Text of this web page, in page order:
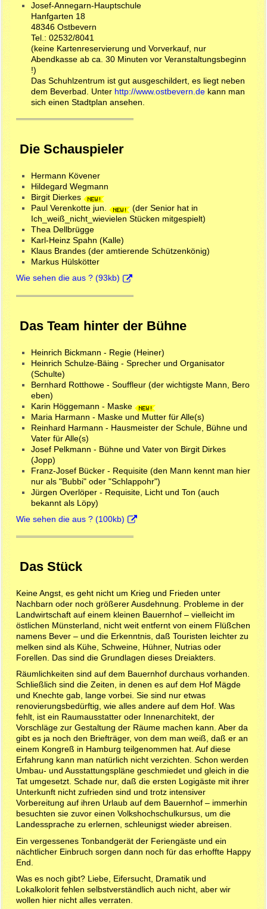
Josef-Annegarn-Hauptschule
Hanfgarten 18
48346 Ostbevern
Tel.: 02532/8041
(keine Kartenreservierung und Vorverkauf, nur
Abendkasse ab ca. 30 Minuten vor Veranstaltungsbeginn
!)
Das Schuhlzentrum ist gut ausgeschildert, es liegt neben
dem Beverbad. Unter http://www.ostbevern.dekann man
sich einen Stadtplan ansehen.
Die Schauspieler
Hermann Kövener
Hildegard Wegmann
Birgit Dierkes
Paul Verenkotte jun.
(der Senior hat in
Ich_weiß_nicht_wievielen Stücken mitgespielt)
Thea Dellbrügge
Karl-Heinz Spahn (Kalle)
Klaus Brandes (der amtierende Schützenkönig)
Markus Hülskötter
Wie sehen die aus ? (93kb)
Das Team hinter der Bühne
Heinrich Bickmann - Regie (Heiner)
Heinrich Schulze-Bäing - Sprecher und Organisator
(Schulte)
Bernhard Rotthowe - Souffleur (der wichtigste Mann, Bero
eben)
Karin Höggemann - Maske
Maria Harmann - Maske und Mutter für Alle(s)
Reinhard Harmann - Hausmeister der Schule, Bühne und
Vater für Alle(s)
Josef Pelkmann - Bühne und Vater von Birgit Dirkes
(Jopp)
Franz-Josef Bücker - Requisite (den Mann kennt man hier
nur als "Bubbi" oder "Schlappohr")
Jürgen Overlöper - Requisite, Licht und Ton (auch
bekannt als Löpy)
Wie sehen die aus ? (100kb)
Das Stück
Keine Angst, es geht nicht um Krieg und Frieden unter
Nachbarn oder noch größerer Ausdehnung. Probleme in der
Landwirtschaft auf einem kleinen Bauernhof – vielleicht im
östlichen Münsterland, nicht weit entfernt von einem Flüßchen
namens Bever – und die Erkenntnis, daß Touristen leichter zu
melken sind als Kühe, Schweine, Hühner, Nutrias oder
Forellen. Das sind die Grundlagen dieses Dreiakters.
Räumlichkeiten sind auf dem Bauernhof durchaus vorhanden.
Schließlich sind die Zeiten, in denen es auf dem Hof Mägde
und Knechte gab, lange vorbei. Sie sind nur etwas
renovierungsbedürftig, wie alles andere auf dem Hof. Was
fehlt, ist ein Raumausstatter oder Innenarchitekt, der
Vorschläge zur Gestaltung der Räume machen kann. Aber da
gibt es ja noch den Briefträger, von dem man weiß, daß er an
einem Kongreß in Hamburg teilgenommen hat. Auf diese
Erfahrung kann man natürlich nicht verzichten. Schon werden
Umbau- und Ausstattungspläne geschmiedet und gleich in die
Tat umgesetzt. Schade nur, daß die ersten Logigäste mit ihrer
Unterkunft nicht zufrieden sind und trotz intensiver
Vorbereitung auf ihren Urlaub auf dem Bauernhof – immerhin
besuchten sie zuvor einen Volkshochschulkursus, um die
Landessprache zu erlernen, schleunigst wieder abreisen.
Ein vergessenes Tonbandgerät der Feriengäste und ein
nächtlicher Einbruch sorgen dann noch für das erhoffte Happy
End.
Was es noch gibt? Liebe, Eifersucht, Dramatik und
Lokalkolorit fehlen selbstverständlich auch nicht, aber wir
wollen hier nicht alles verraten.